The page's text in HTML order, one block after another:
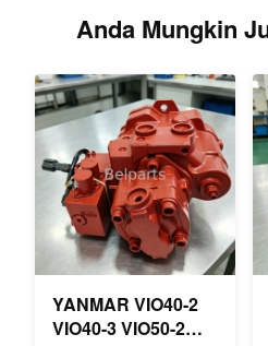
Anda Mungkin
YANMAR VIO40-2
VIO40-3 VIO50-2